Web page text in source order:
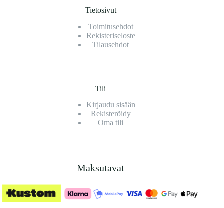
Tietosivut
Toimitusehdot
Rekisteriseloste
Tilausehdot
Tili
Kirjaudu sisään
Rekisteröidy
Oma tili
Maksutavat